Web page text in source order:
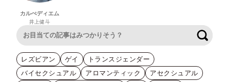
カルぺディエム
井上健斗
レズビアン ゲイ
トランスジェンダー
バイセクシュアル
アロマンティック
アセクシュアル